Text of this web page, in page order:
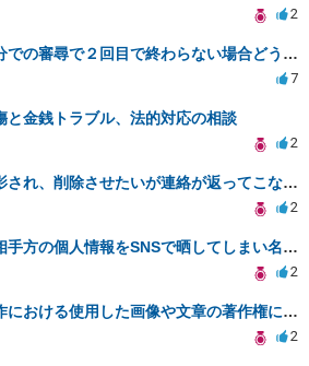
2
開示請求の仮処分での審尋で２回目で終わらない場合どうしたらいいですか
7
と金銭トラブル、法的対応の相談
2
無断で動画を撮影され、削除させたいが連絡が返ってこない。
2
当方の腹いせで相手方の個人情報をSNSで晒してしまい名誉毀損させてしまったかもしれない
2
ホームページ制作における使用した画像や文章の著作権について
2